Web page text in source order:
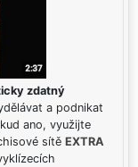
zdatný
a podnikat
ano, využijte
sítě EXTRA